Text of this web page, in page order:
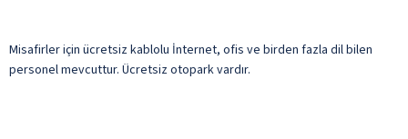
Misafirler için ücretsiz kablolu İnternet, ofis ve birden fazla dil bilen
personel mevcuttur. Ücretsiz otopark vardır.